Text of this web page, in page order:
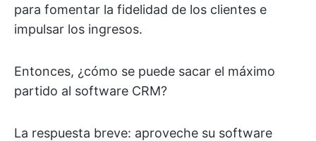
para fomentar la fidelidad de los clientes e
impulsar los ingresos.
Entonces, ¿cómo se puede sacar el máximo
partido al software CRM?
La respuesta breve: aproveche su software